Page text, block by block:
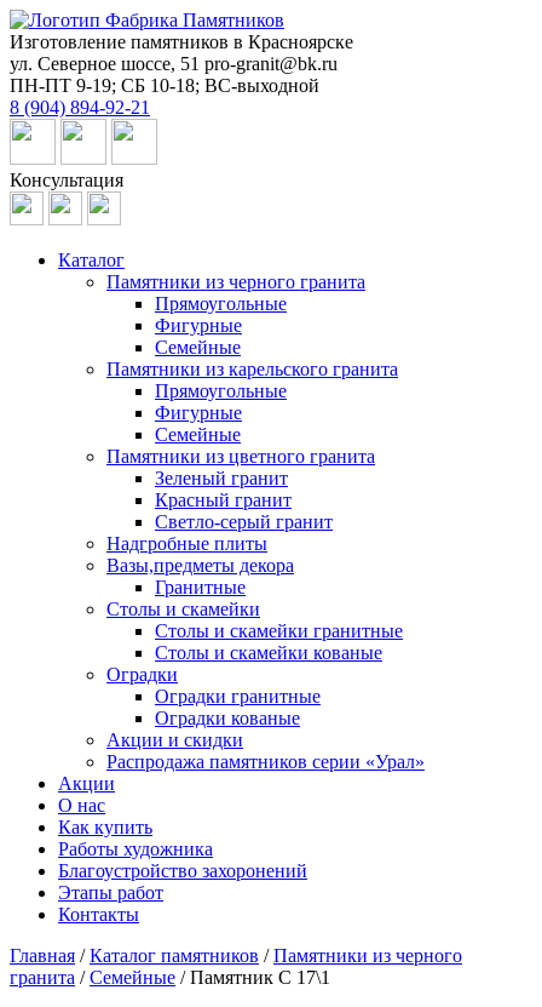
Изготовление памятников в Красноярске
ул. Северное шоссе, 51 pro-granit@bk.ru
ПН-ПТ 9-19; СБ 10-18; ВС-выходной
8 (904) 894-92-21
Консультация
Каталог
Памятники из черного гранита
Прямоугольные
Фигурные
Семейные
Памятники из карельского гранита
Прямоугольные
Фигурные
Семейные
Памятники из цветного гранита
Зеленый гранит
Красный гранит
Светло-серый гранит
Надгробные плиты
Вазы,предметы декора
Гранитные
Столы и скамейки
Столы и скамейки гранитные
Столы и скамейки кованые
Оградки
Оградки гранитные
Оградки кованые
Акции и скидки
Распродажа памятников серии «Урал»
Акции
О нас
Как купить
Работы художника
Благоустройство захоронений
Этапы работ
Контакты
Главная /Каталог памятников /Памятники из черного
гранита /Семейные / Памятник C 17\1